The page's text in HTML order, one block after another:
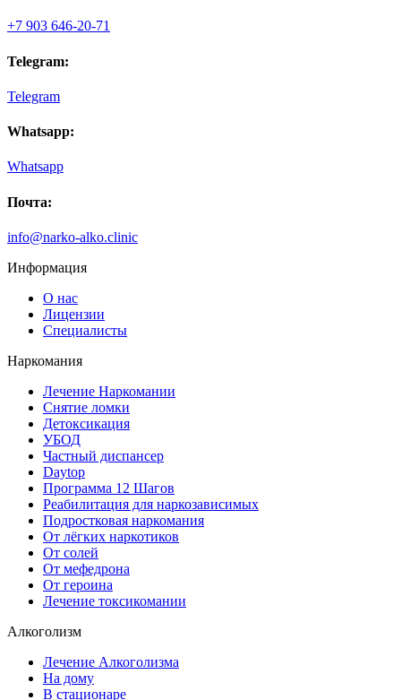
+7 903 646-20-71
Telegram:
Telegram
Whatsapp:
Whatsapp
Почта:
info@narko-alko.clinic
Информация
О нас
Лицензии
Специалисты
Наркомания
Лечение Наркомании
Снятие ломки
Детоксикация
УБОД
Частный диспансер
Daytop
Программа 12 Шагов
Реабилитация для наркозависимых
Подростковая наркомания
От лёгких наркотиков
От солей
От мефедрона
От героина
Лечение токсикомании
Алкоголизм
Лечение Алкоголизма
На дому
В стационаре